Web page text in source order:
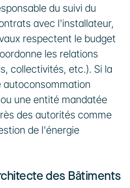
du suivi du
avec l'installateur,
respectent le budget
les relations
collectivités, etc.). Si la
autoconsommation
une entité mandatée
des autorités comme
de l'énergie
des Bâtiments